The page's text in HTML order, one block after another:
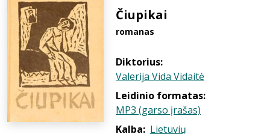
Čiupikai
romanas
Diktorius:
Valerija Vida Vidaitė
Leidinio formatas:
MP3 (garso įrašas)
Kalba: Lietuvių